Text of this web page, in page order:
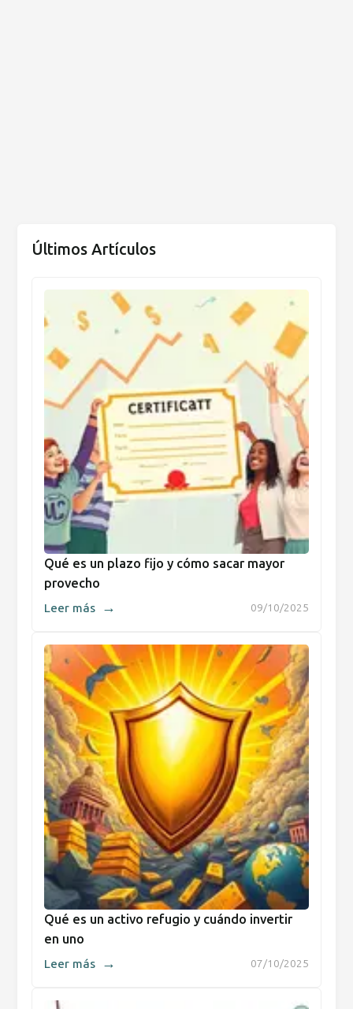
Últimos Artículos
Qué es un plazo fijo y cómo sacar mayor
provecho
09/10/2025
Leer más →
Qué es un activo refugio y cuándo invertir
en uno
07/10/2025
Leer más →